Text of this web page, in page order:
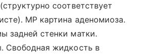
соответствует
МР картина аденомиоза.
задней стенки матки.
Свободная жидкость в